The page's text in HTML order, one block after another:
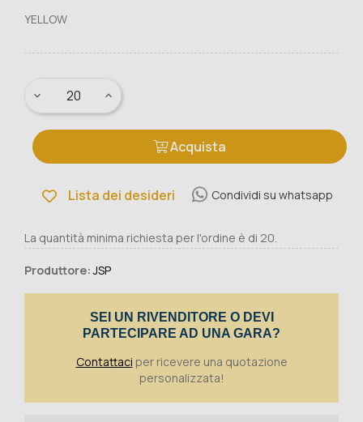
YELLOW
Acquista
Lista dei desideri Condividi su whatsapp
La quantità minima richiesta per l'ordine è di 20.
Produttore: JSP
SEI UN RIVENDITORE O DEVI
PARTECIPARE AD UNA GARA?
Contattaci per ricevere una quotazione
personalizzata!